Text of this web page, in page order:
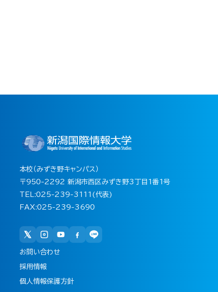
本校（みずき野キャンパス）
〒950-2292 新潟市西区みずき野3丁目1番1号
TEL:025-239-3111(代表)
FAX:025-239-3690
お問い合わせ
採用情報
個人情報保護方針